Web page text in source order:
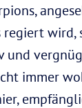
regiert
immer